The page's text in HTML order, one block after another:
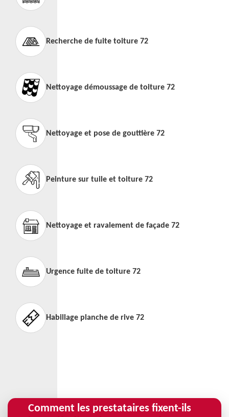
Recherche de fuite toiture 72
Nettoyage démoussage de toiture 72
Nettoyage et pose de gouttière 72
Peinture sur tuile et toiture 72
Nettoyage et ravalement de façade 72
Urgence fuite de toiture 72
Habillage planche de rive 72
Comment les prestataires fixent-ils